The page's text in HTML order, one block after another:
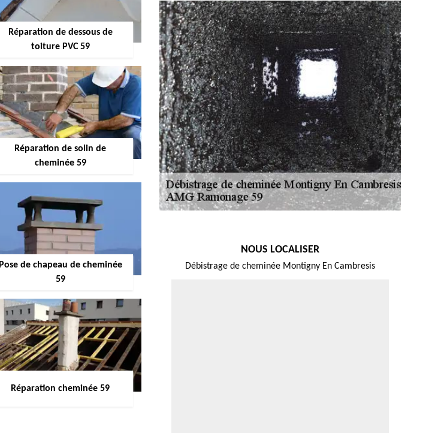
Réparation de dessous de
toiture PVC 59
Réparation de solin de
cheminée 59
Pose de chapeau de cheminée
59
Réparation cheminée 59
NOUS LOCALISER
Débistrage de cheminée Montigny En Cambresis